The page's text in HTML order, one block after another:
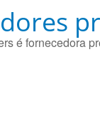
é fornecedora